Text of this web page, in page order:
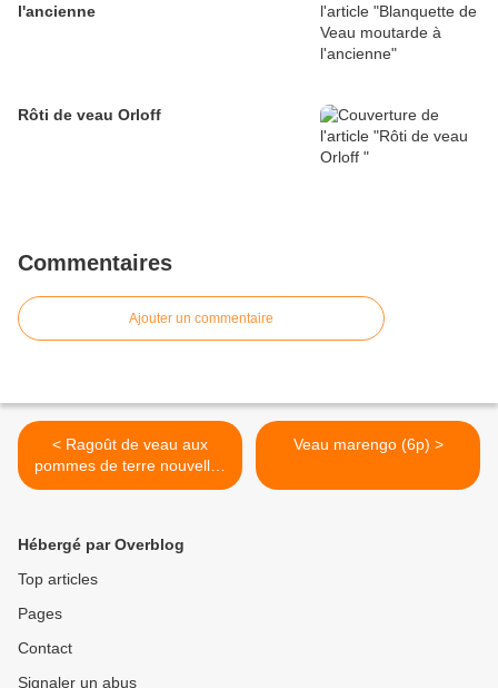
l'ancienne
Rôti de veau Orloff
Commentaires
Ajouter un commentaire
< Ragoût de veau aux
pommes de terre nouvelles
(6p)
Veau marengo (6p) >
Hébergé par Overblog
Top articles
Pages
Contact
Signaler un abus